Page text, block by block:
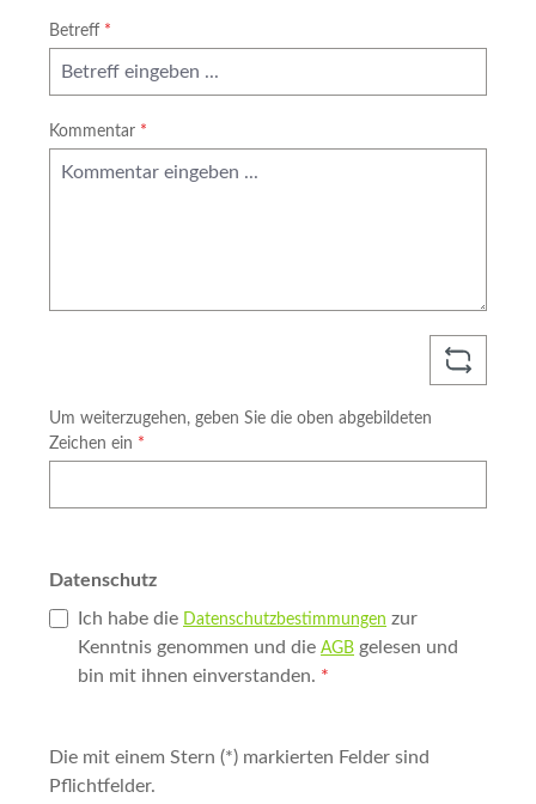
Betreff *
Kommentar *
Um weiterzugehen, geben Sie die oben abgebildeten
Zeichen ein *
Datenschutz
Ich habe die
Datenschutzbestimmungen zur
Kenntnis genommen und die AGB gelesen und
bin mit ihnen einverstanden. *
Die mit einem Stern (*) markierten Felder sind
Pflichtfelder.